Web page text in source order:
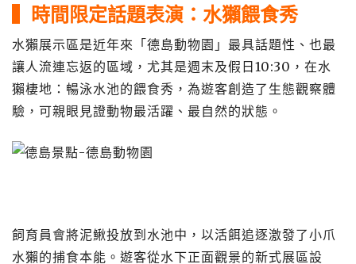
時間限定話題表演 ：水獺餵食秀
水獺展示區是近年來「德島動物園」最具話題性、也最
讓人流連忘返的區域，尤其是週末及假日10:30，在水
獺棲地：暢泳水池的餵食秀，為遊客創造了生態觀察體
驗，可親眼見證動物最活躍、最自然的狀態。
飼育員會將泥鰍投放到水池中，以活餌追逐激發了小爪
水獺的捕食本能。遊客從水下正面觀景的新式展區設